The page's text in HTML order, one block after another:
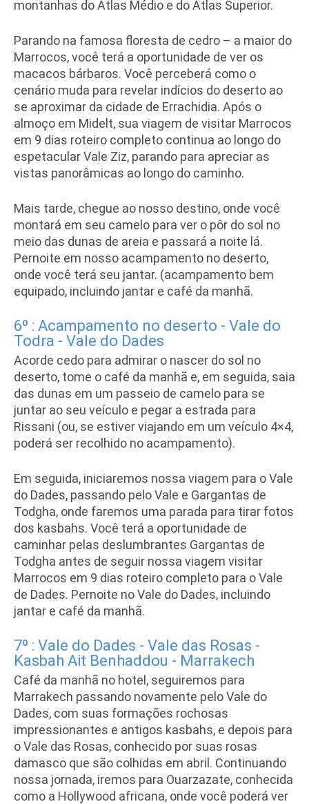
montanhas do Atlas Médio e do Atlas Superior.
Parando na famosa floresta de cedro – a maior do
Marrocos, você terá a oportunidade de ver os
macacos bárbaros. Você perceberá como o
cenário muda para revelar indícios do deserto ao
se aproximar da cidade de Errachidia. Após o
almoço em Midelt, sua viagem de visitar Marrocos
em 9 dias roteiro completo continua ao longo do
espetacular Vale Ziz, parando para apreciar as
vistas panorâmicas ao longo do caminho.
Mais tarde, chegue ao nosso destino, onde você
montará em seu camelo para ver o pôr do sol no
meio das dunas de areia e passará a noite lá.
Pernoite em nosso acampamento no deserto,
onde você terá seu jantar. (acampamento bem
equipado, incluindo jantar e café da manhã.
6º : Acampamento no deserto - Vale do
Todra - Vale do Dades
Acorde cedo para admirar o nascer do sol no
deserto, tome o café da manhã e, em seguida, saia
das dunas em um passeio de camelo para se
juntar ao seu veículo e pegar a estrada para
Rissani (ou, se estiver viajando em um veículo 4×4,
poderá ser recolhido no acampamento).
Em seguida, iniciaremos nossa viagem para o Vale
do Dades, passando pelo Vale e Gargantas de
Todgha, onde faremos uma parada para tirar fotos
dos kasbahs. Você terá a oportunidade de
caminhar pelas deslumbrantes Gargantas de
Todgha antes de seguir nossa viagem visitar
Marrocos em 9 dias roteiro completo para o Vale
de Dades. Pernoite no Vale do Dades, incluindo
jantar e café da manhã.
7º : Vale do Dades - Vale das Rosas -
Kasbah Ait Benhaddou - Marrakech
Café da manhã no hotel, seguiremos para
Marrakech passando novamente pelo Vale do
Dades, com suas formações rochosas
impressionantes e antigos kasbahs, e depois para
o Vale das Rosas, conhecido por suas rosas
damasco que são colhidas em abril. Continuando
nossa jornada, iremos para Ouarzazate, conhecida
como a Hollywood africana, onde você poderá ver